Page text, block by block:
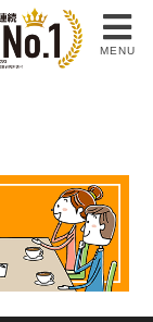
MENU
学校 不